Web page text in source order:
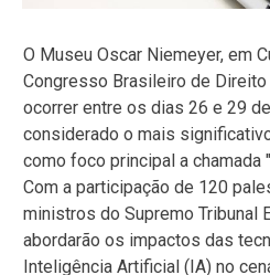
O Museu Oscar Niemeyer, em
Congresso Brasileiro de
ocorrer entre os dias 26 e 29
considerado o mais
como foco principal a chamada
Com a participação de 120
ministros do Supremo Tribunal
abordarão os impactos das
Inteligência Artificial (IA) no